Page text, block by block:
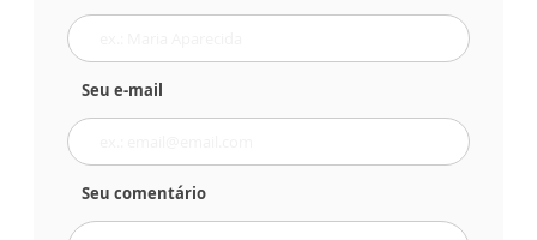
Seu e-mail
Seu comentário